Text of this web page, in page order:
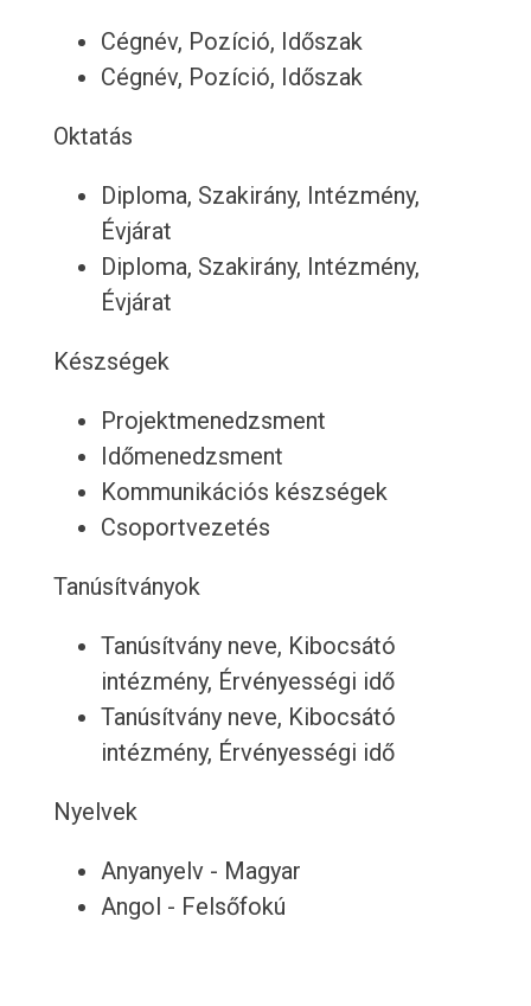
Cégnév, Pozíció, Időszak
Cégnév, Pozíció, Időszak
Oktatás
Diploma, Szakirány, Intézmény,
Évjárat
Diploma, Szakirány, Intézmény,
Évjárat
Készségek
Projektmenedzsment
Időmenedzsment
Kommunikációs készségek
Csoportvezetés
Tanúsítványok
Tanúsítvány neve, Kibocsátó
intézmény, Érvényességi idő
Tanúsítvány neve, Kibocsátó
intézmény, Érvényességi idő
Nyelvek
Anyanyelv - Magyar
Angol - Felsőfokú